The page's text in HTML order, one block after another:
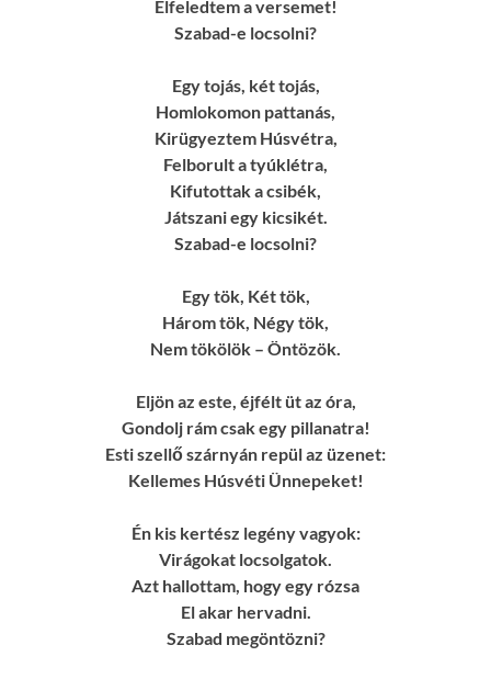
Elfeledtem a versemet!
Szabad-e locsolni?
Egy tojás, két tojás,
Homlokomon pattanás,
Kirügyeztem Húsvétra,
Felborult a tyúklétra,
Kifutottak a csibék,
Játszani egy kicsikét.
Szabad-e locsolni?
Egy tök, Két tök,
Három tök, Négy tök,
Nem tökölök – Öntözök.
Eljön az este, éjfélt üt az óra,
Gondolj rám csak egy pillanatra!
Esti szellő szárnyán repül az üzenet:
Kellemes Húsvéti Ünnepeket!
Én kis kertész legény vagyok:
Virágokat locsolgatok.
Azt hallottam, hogy egy rózsa
El akar hervadni.
Szabad megöntözni?